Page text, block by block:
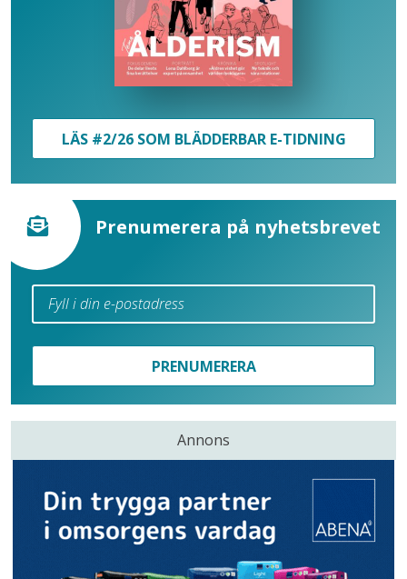
LÄS #2/26 SOM BLÄDDERBAR E-TIDNING
Prenumerera på nyhetsbrevet
PRENUMERERA
Annons